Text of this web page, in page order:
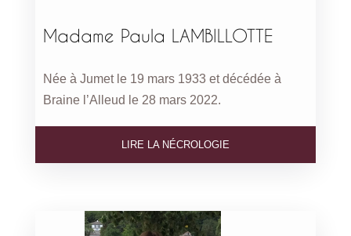
Madame Paula LAMBILLOTTE
Née à Jumet le 19 mars 1933 et décédée à
Braine l’Alleud le 28 mars 2022.
LIRE LA NÉCROLOGIE